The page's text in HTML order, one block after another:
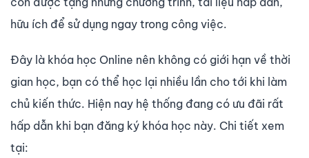
hữu ích để sử dụng ngay trong công việc.
Đây là khóa học Online nên không có giới hạn về thời
gian học, bạn có thể học lại nhiều lần cho tới khi làm
chủ kiến thức. Hiện nay hệ thống đang có ưu đãi rất
hấp dẫn khi bạn đăng ký khóa học này. Chi tiết xem
tại: